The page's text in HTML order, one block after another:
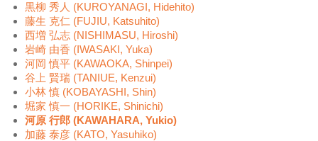
黒柳 秀人 (KUROYANAGI, Hidehito)
藤生 克仁 (FUJIU, Katsuhito)
西増 弘志 (NISHIMASU, Hiroshi)
岩崎 由香 (IWASAKI, Yuka)
河岡 慎平 (KAWAOKA, Shinpei)
谷上 賢瑞 (TANIUE, Kenzui)
小林 慎 (KOBAYASHI, Shin)
堀家 慎一 (HORIKE, Shinichi)
河原 行郎 (KAWAHARA, Yukio)
加藤 泰彦 (KATO, Yasuhiko)